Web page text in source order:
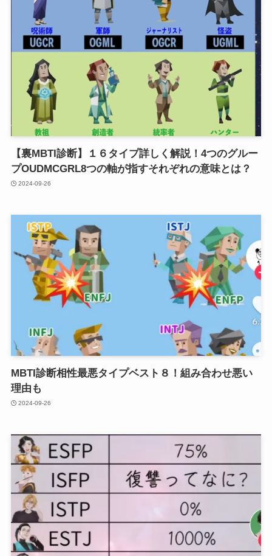
【裏MBTI診断】１６タイプ詳しく解説！4つのグルー
プOUDMCGRL8つの軸が指すそれぞれの意味とは？
2024-09-26
MBTI診断相性最悪タイプベスト８！組み合わせ悪い
理由も
2024-09-26